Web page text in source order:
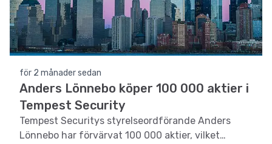
för 2 månader sedan
Anders Lönnebo köper 100 000 aktier i
Tempest Security
Tempest Securitys styrelseordförande Anders
Lönnebo har förvärvat 100 000 aktier, vilket